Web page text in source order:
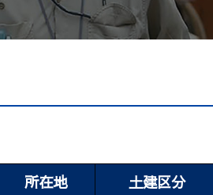
所在地 土建区分